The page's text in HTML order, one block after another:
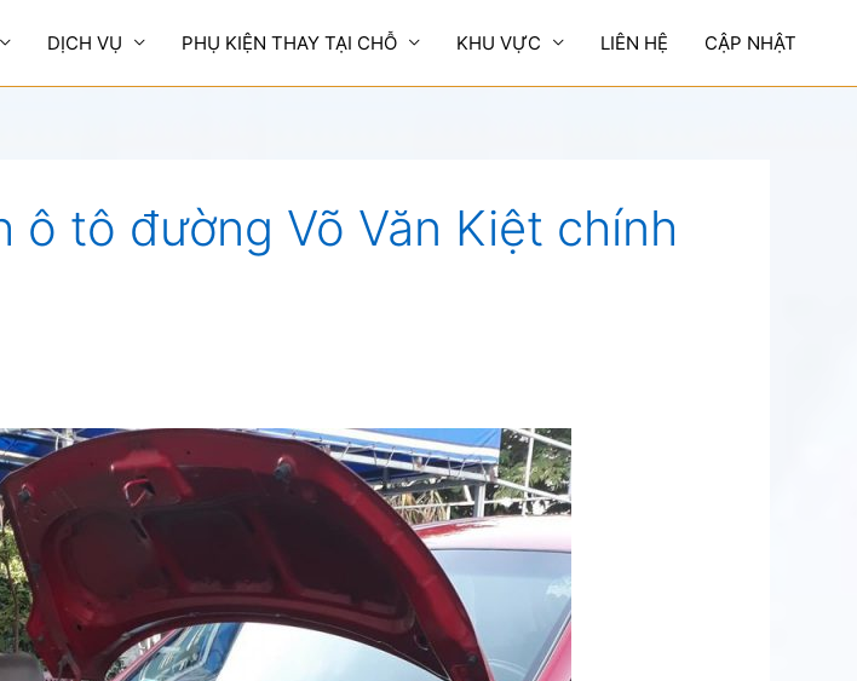
DỊCH VỤ PHỤ KIỆN THAY TẠI CHỖ KHU VỰC LIÊN HỆ CẬP NHẬT
ô tô đường Võ Văn Kiệt chính